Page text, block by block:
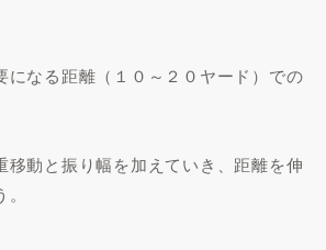
になる距離（１０～２０ヤード）での
移動と振り幅を加えていき、距離を伸